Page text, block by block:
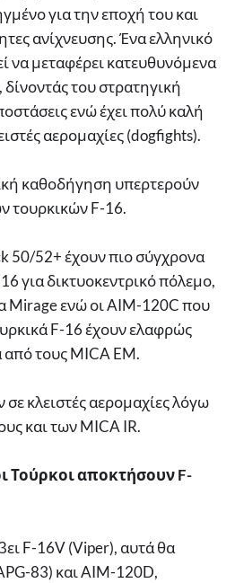
για την εποχή του και
ανίχνευσης. Ένα ελληνικό
να μεταφέρει κατευθυνόμενα
του στρατηγική
ενώ έχει πολύ καλή
αερομαχίες (dogfights).
καθοδήγηση υπερτερούν
τουρκικών F-16.
50/52+ έχουν πιο σύγχρονα
για δικτυοκεντρικό πόλεμο,
Mirage ενώ οι AIM-120C που
F-16 έχουν ελαφρώς
από τους MICA EM.
κλειστές αερομαχίες λόγω
και των MICA IR.
Τούρκοι αποκτήσουν F-
F-16V (Viper), αυτά θα
83) και AIM-120D,